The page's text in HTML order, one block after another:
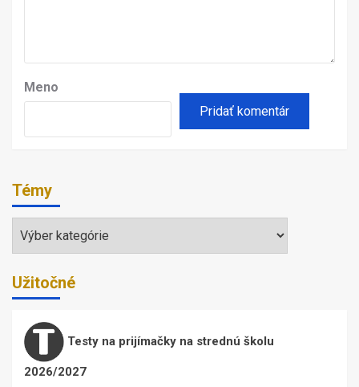
Meno
Témy
Témy
Užitočné
Testy na prijímačky na strednú školu
2026/2027